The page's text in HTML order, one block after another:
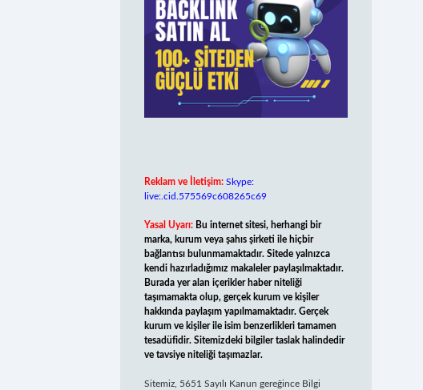
Reklam ve İletişim: Skype:
live:.cid.575569c608265c69
Yasal Uyarı: Bu internet sitesi, herhangi bir
marka, kurum veya şahıs şirketi ile hiçbir
bağlantısı bulunmamaktadır. Sitede yalnızca
kendi hazırladığımız makaleler paylaşılmaktadır.
Burada yer alan içerikler haber niteliği
taşımamakta olup, gerçek kurum ve kişiler
hakkında paylaşım yapılmamaktadır. Gerçek
kurum ve kişiler ile isim benzerlikleri tamamen
tesadüfidir. Sitemizdeki bilgiler taslak halindedir
ve tavsiye niteliği taşımazlar.
Sitemiz, 5651 Sayılı Kanun gereğince Bilgi